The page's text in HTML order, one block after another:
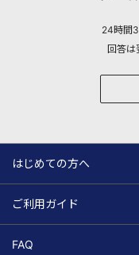
24時間
回答は
はじめての方へ
ご利用ガイド
FAQ